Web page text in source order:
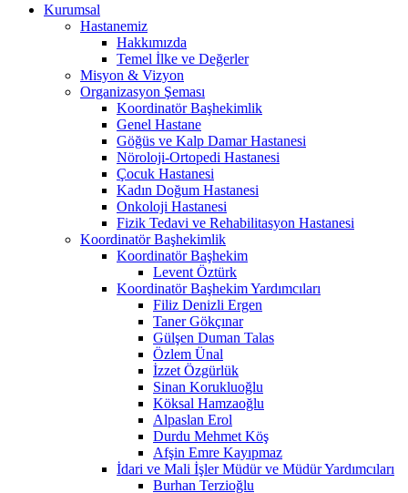
Kurumsal
Hastanemiz
Hakkımızda
Temel İlke ve Değerler
Misyon & Vizyon
Organizasyon Şeması
Koordinatör Başhekimlik
Genel Hastane
Göğüs ve Kalp Damar Hastanesi
Nöroloji-Ortopedi Hastanesi
Çocuk Hastanesi
Kadın Doğum Hastanesi
Onkoloji Hastanesi
Fizik Tedavi ve Rehabilitasyon Hastanesi
Koordinatör Başhekimlik
Koordinatör Başhekim
Levent Öztürk
Koordinatör Başhekim Yardımcıları
Filiz Denizli Ergen
Taner Gökçınar
Gülşen Duman Talas
Özlem Ünal
İzzet Özgürlük
Sinan Korukluoğlu
Köksal Hamzaoğlu
Alpaslan Erol
Durdu Mehmet Köş
Afşin Emre Kayıpmaz
İdari ve Mali İşler Müdür ve Müdür Yardımcıları
Burhan Terzioğlu